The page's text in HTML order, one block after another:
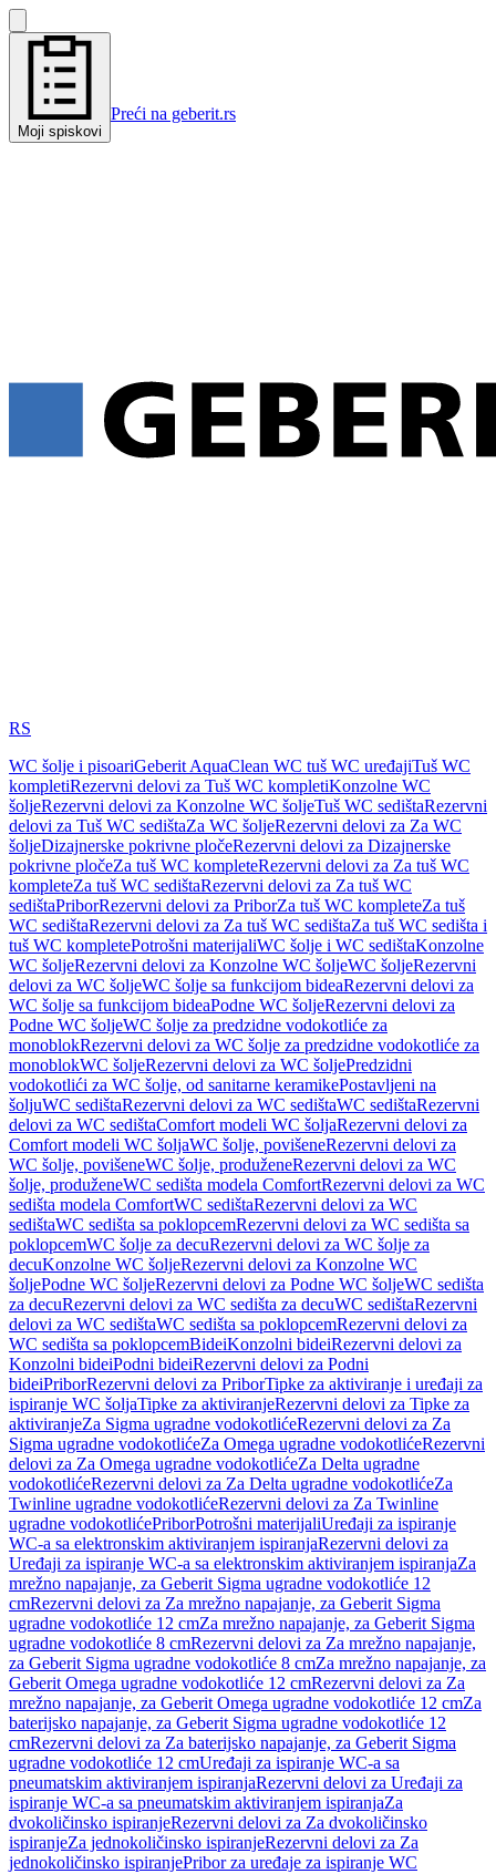
Moji spiskovi
Preći na geberit.rs
RS
WC šolje i pisoariGeberit AquaClean WC tuš WC uređajiTuš WC
kompletiRezervni delovi za Tuš WC kompletiKonzolne WC
šoljeRezervni delovi za Konzolne WC šoljeTuš WC sedištaRezervni
delovi za Tuš WC sedištaZa WC šoljeRezervni delovi za Za WC
šoljeDizajnerske pokrivne pločeRezervni delovi za Dizajnerske
pokrivne pločeZa tuš WC kompleteRezervni delovi za Za tuš WC
kompleteZa tuš WC sedištaRezervni delovi za Za tuš WC
sedištaPriborRezervni delovi za PriborZa tuš WC kompleteZa tuš
WC sedištaRezervni delovi za Za tuš WC sedištaZa tuš WC sedišta i
tuš WC kompletePotrošni materijaliWC šolje i WC sedištaKonzolne
WC šoljeRezervni delovi za Konzolne WC šoljeWC šoljeRezervni
delovi za WC šoljeWC šolje sa funkcijom bideaRezervni delovi za
WC šolje sa funkcijom bideaPodne WC šoljeRezervni delovi za
Podne WC šoljeWC šolje za predzidne vodokotliće za
monoblokRezervni delovi za WC šolje za predzidne vodokotliće za
monoblokWC šoljeRezervni delovi za WC šoljePredzidni
vodokotlići za WC šolje, od sanitarne keramikePostavljeni na
šoljuWC sedištaRezervni delovi za WC sedištaWC sedištaRezervni
delovi za WC sedištaComfort modeli WC šoljaRezervni delovi za
Comfort modeli WC šoljaWC šolje, povišeneRezervni delovi za
WC šolje, povišeneWC šolje, produženeRezervni delovi za WC
šolje, produženeWC sedišta modela ComfortRezervni delovi za WC
sedišta modela ComfortWC sedištaRezervni delovi za WC
sedištaWC sedišta sa poklopcemRezervni delovi za WC sedišta sa
poklopcemWC šolje za decuRezervni delovi za WC šolje za
decuKonzolne WC šoljeRezervni delovi za Konzolne WC
šoljePodne WC šoljeRezervni delovi za Podne WC šoljeWC sedišta
za decuRezervni delovi za WC sedišta za decuWC sedištaRezervni
delovi za WC sedištaWC sedišta sa poklopcemRezervni delovi za
WC sedišta sa poklopcemBideiKonzolni bideiRezervni delovi za
Konzolni bideiPodni bideiRezervni delovi za Podni
bideiPriborRezervni delovi za PriborTipke za aktiviranje i uređaji za
ispiranje WC šoljaTipke za aktiviranjeRezervni delovi za Tipke za
aktiviranjeZa Sigma ugradne vodokotlićeRezervni delovi za Za
Sigma ugradne vodokotlićeZa Omega ugradne vodokotlićeRezervni
delovi za Za Omega ugradne vodokotlićeZa Delta ugradne
vodokotlićeRezervni delovi za Za Delta ugradne vodokotlićeZa
Twinline ugradne vodokotlićeRezervni delovi za Za Twinline
ugradne vodokotlićePriborPotrošni materijaliUređaji za ispiranje
WC-a sa elektronskim aktiviranjem ispiranjaRezervni delovi za
Uređaji za ispiranje WC-a sa elektronskim aktiviranjem ispiranjaZa
mrežno napajanje, za Geberit Sigma ugradne vodokotliće 12
cmRezervni delovi za Za mrežno napajanje, za Geberit Sigma
ugradne vodokotliće 12 cmZa mrežno napajanje, za Geberit Sigma
ugradne vodokotliće 8 cmRezervni delovi za Za mrežno napajanje,
za Geberit Sigma ugradne vodokotliće 8 cmZa mrežno napajanje, za
Geberit Omega ugradne vodokotliće 12 cmRezervni delovi za Za
mrežno napajanje, za Geberit Omega ugradne vodokotliće 12 cmZa
baterijsko napajanje, za Geberit Sigma ugradne vodokotliće 12
cmRezervni delovi za Za baterijsko napajanje, za Geberit Sigma
ugradne vodokotliće 12 cmUređaji za ispiranje WC-a sa
pneumatskim aktiviranjem ispiranjaRezervni delovi za Uređaji za
ispiranje WC-a sa pneumatskim aktiviranjem ispiranjaZa
dvokoličinsko ispiranjeRezervni delovi za Za dvokoličinsko
ispiranjeZa jednokoličinsko ispiranjeRezervni delovi za Za
jednokoličinsko ispiranjePribor za uređaje za ispiranje WC